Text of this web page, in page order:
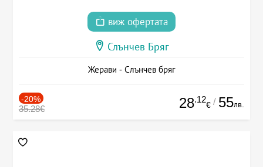
виж офертата
Слънчев Бряг
Жерави - Слънчев бряг
-20%
35.28€ 28.12
€ / 55лв.